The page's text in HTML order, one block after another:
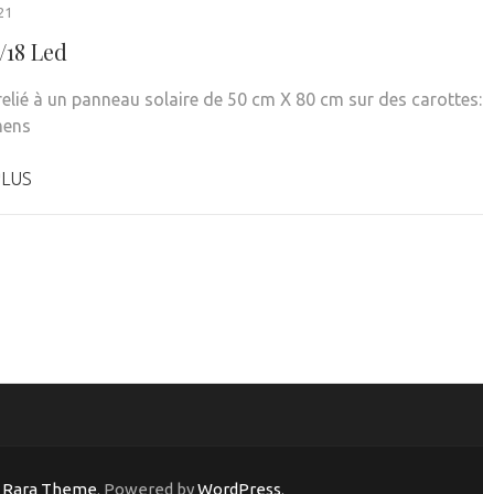
Led
à un panneau solaire de 50 cm X 80 cm sur des carottes:
Rara Theme. Powered byWordPress.